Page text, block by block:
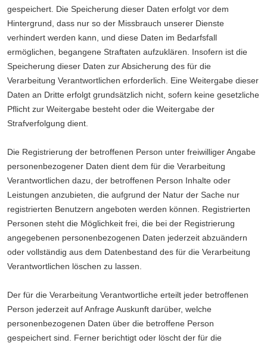
gespeichert. Die Speicherung dieser Daten erfolgt vor dem
Hintergrund, dass nur so der Missbrauch unserer Dienste
verhindert werden kann, und diese Daten im Bedarfsfall
ermöglichen, begangene Straftaten aufzuklären. Insofern ist die
Speicherung dieser Daten zur Absicherung des für die
Verarbeitung Verantwortlichen erforderlich. Eine Weitergabe dieser
Daten an Dritte erfolgt grundsätzlich nicht, sofern keine gesetzliche
Pflicht zur Weitergabe besteht oder die Weitergabe der
Strafverfolgung dient.
Die Registrierung der betroffenen Person unter freiwilliger Angabe
personenbezogener Daten dient dem für die Verarbeitung
Verantwortlichen dazu, der betroffenen Person Inhalte oder
Leistungen anzubieten, die aufgrund der Natur der Sache nur
registrierten Benutzern angeboten werden können. Registrierten
Personen steht die Möglichkeit frei, die bei der Registrierung
angegebenen personenbezogenen Daten jederzeit abzuändern
oder vollständig aus dem Datenbestand des für die Verarbeitung
Verantwortlichen löschen zu lassen.
Der für die Verarbeitung Verantwortliche erteilt jeder betroffenen
Person jederzeit auf Anfrage Auskunft darüber, welche
personenbezogenen Daten über die betroffene Person
gespeichert sind. Ferner berichtigt oder löscht der für die